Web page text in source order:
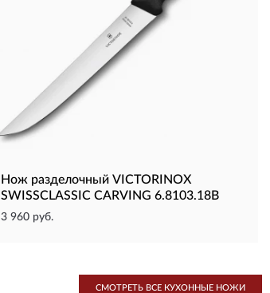
Нож разделочный VICTORINOX
SWISSCLASSIC CARVING 6.8103.18B
3 960 руб.
СМОТРЕТЬ ВСЕ КУХОННЫЕ НОЖИ